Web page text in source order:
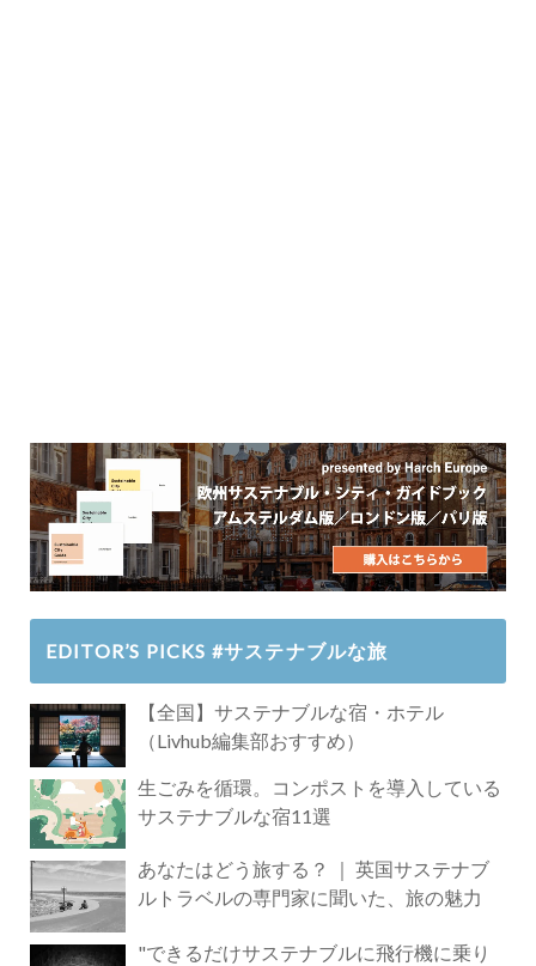
EDITOR’S PICKS #サステナブルな旅
【全国】サステナブルな宿・ホテル
（Livhub編集部おすすめ）
生ごみを循環。コンポストを導入している
サステナブルな宿11選
あなたはどう旅する？ ｜ 英国サステナブ
ルトラベルの専門家に聞いた、旅の魅力
"できるだけサステナブルに飛行機に乗り